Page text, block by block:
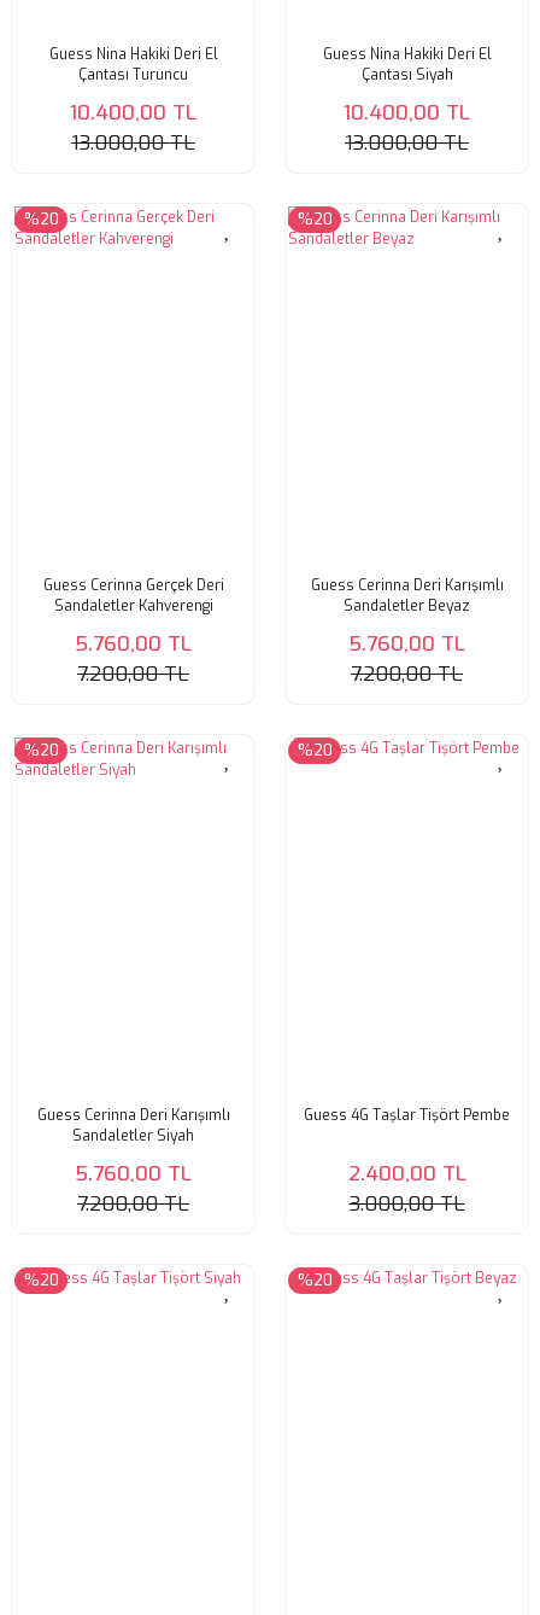
Guess Nina Hakiki Deri El
Çantası Turuncu
10.400,00 TL
13.000,00 TL
Guess Nina Hakiki Deri El
Çantası Siyah
10.400,00 TL
13.000,00 TL
%20
Guess Cerinna Gerçek Deri
Sandaletler Kahverengi
5.760,00 TL
7.200,00 TL
%20
Guess Cerinna Deri Karışımlı
Sandaletler Beyaz
5.760,00 TL
7.200,00 TL
%20
Guess Cerinna Deri Karışımlı
Sandaletler Siyah
5.760,00 TL
7.200,00 TL
%20
Guess 4G Taşlar Tişört Pembe
2.400,00 TL
3.000,00 TL
%20 %20